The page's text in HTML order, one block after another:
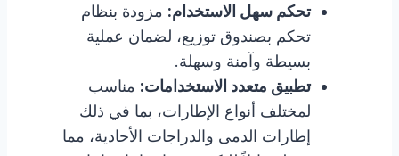
تحكم سهل الاستخدام: مزودة بنظام
تحكم بصندوق توزيع، لضمان عملية
بسيطة وآمنة وسهلة.
تطبيق متعدد الاستخدامات: مناسب
لمختلف أنواع الإطارات، بما في ذلك
إطارات الدمى والدراجات الأحادية، مما